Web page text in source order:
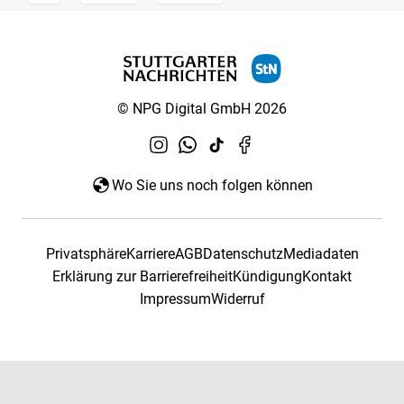
© NPG Digital GmbH 2026
Wo Sie uns noch folgen können
PrivatsphäreKarriereAGBDatenschutzMediadaten
Erklärung zur BarrierefreiheitKündigungKontakt
ImpressumWiderruf